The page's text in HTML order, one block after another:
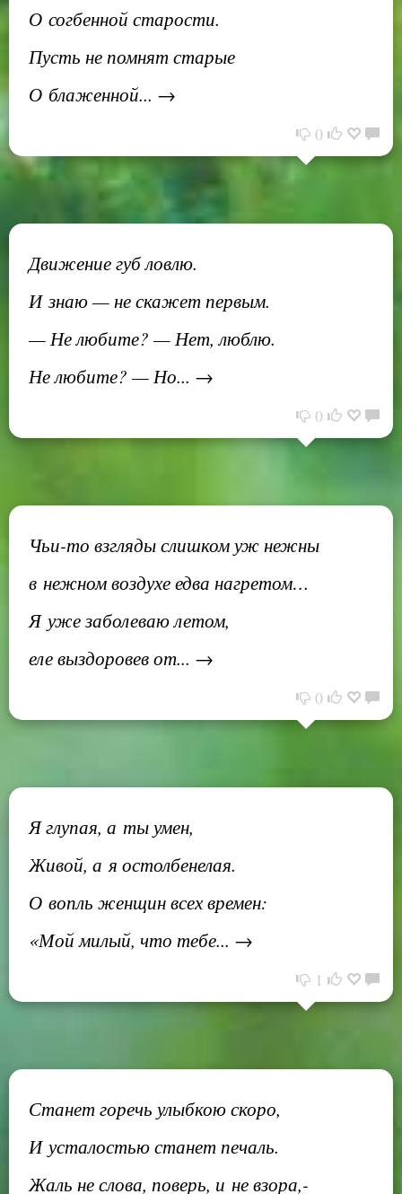
О согбенной старости.
Пусть не помнят старые
О блаженной... →
0
Движение губ ловлю.
И знаю — не скажет первым.
— Не любите? — Нет, люблю.
Не любите? — Но... →
0
Чьи-то взгляды слишком уж нежны
в нежном воздухе едва нагретом…
Я уже заболеваю летом,
еле выздоровев от... →
0
Я глупая, а ты умен,
Живой, а я остолбенелая.
О вопль женщин всех времен:
«Мой милый, что тебе... →
1
Станет горечь улыбкою скоро,
И усталостью станет печаль.
Жаль не слова, поверь, и не взора,-